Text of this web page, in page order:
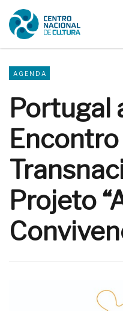
AGENDA
Portugal
Encontro
Projeto